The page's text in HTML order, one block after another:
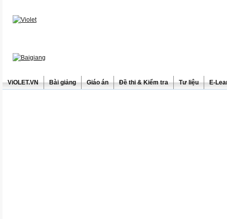
ViOLET.VN Bài giảng Giáo án Đề thi & Kiểm tra Tư liệu E-